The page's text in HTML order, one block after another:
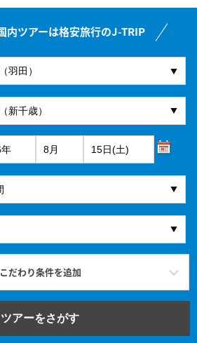
内ツアーは格安旅行のJ-TRIP
こだわり条件を追加
ツアーをさがす